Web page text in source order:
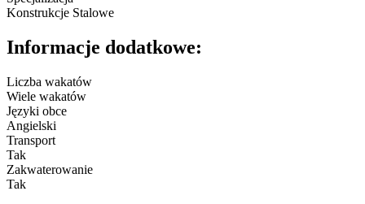
Konstrukcje Stalowe
Informacje dodatkowe:
Liczba wakatów
Wiele wakatów
Języki obce
Angielski
Transport
Tak
Zakwaterowanie
Tak